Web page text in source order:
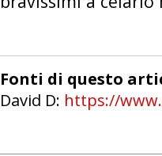
Fonti di questo
David D: https://